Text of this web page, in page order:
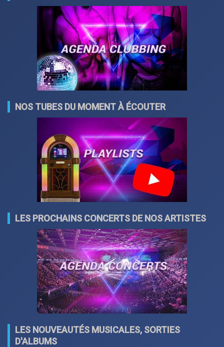
NOS TUBES DU MOMENT À ÉCOUTER
LES PROCHAINS CONCERTS DE NOS ARTISTES
LES NOUVEAUTÉS MUSICALES, SORTIES
D'ALBUMS